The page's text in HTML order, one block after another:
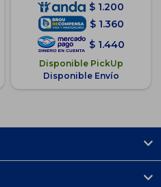
$ 1.200
$ 1.360
$ 1.440
Disponible PickUp
Disponible Envío